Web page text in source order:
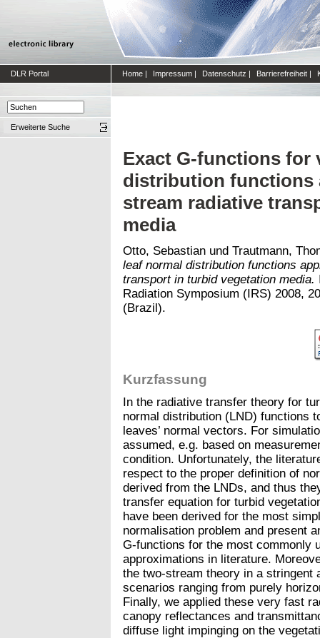
DLR Portal Home | Impressum | Datenschutz | Barrierefreiheit |
Erweiterte Suche
Exact G-functions for
distribution functions
stream radiative
media
Otto, Sebastian und Trautmann,
leaf normal distribution functions
transport in turbid vegetation media.
Radiation Symposium (IRS) 2008,
(Brazil).
Kurzfassung
In the radiative transfer theory for
normal distribution (LND) functions
leaves’ normal vectors. For
assumed, e.g. based on
condition. Unfortunately, the
respect to the proper definition of
derived from the LNDs, and thus
transfer equation for turbid
have been derived for the most
normalisation problem and present
G-functions for the most commonly
approximations in literature.
the two-stream theory in a stringent
scenarios ranging from purely
Finally, we applied these very fast
canopy reflectances and
diffuse light impinging on the